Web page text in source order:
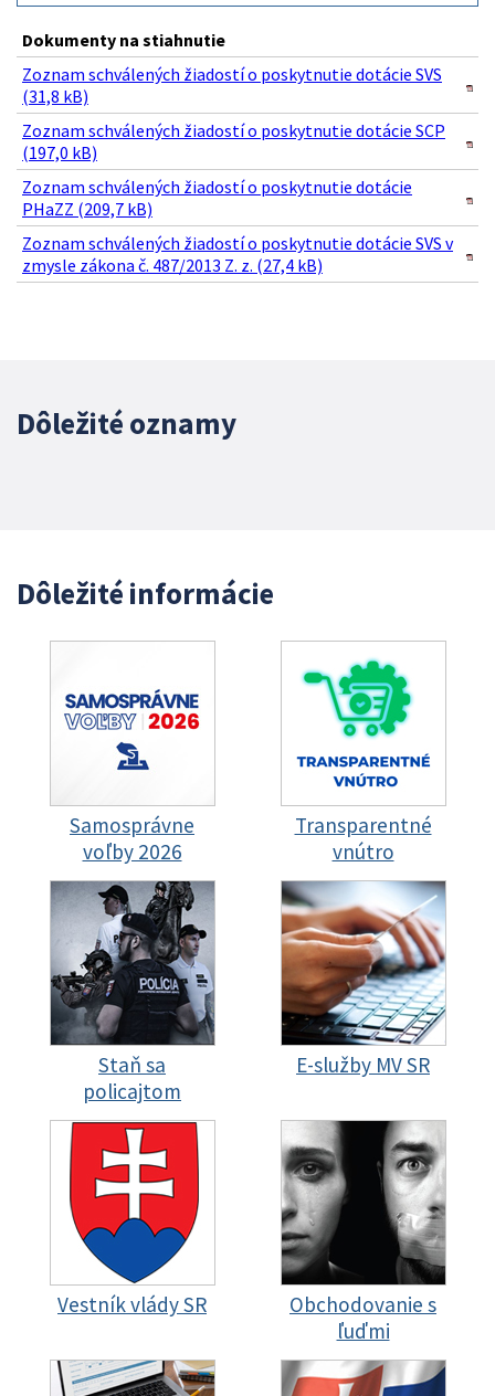
Dokumenty na stiahnutie
Zoznam schválených žiadostí o poskytnutie dotácie SVS
(31,8 kB)
Zoznam schválených žiadostí o poskytnutie dotácie SCP
(197,0 kB)
Zoznam schválených žiadostí o poskytnutie dotácie
PHaZZ (209,7 kB)
Zoznam schválených žiadostí o poskytnutie dotácie SVS v
zmysle zákona č. 487/2013 Z. z. (27,4 kB)
Dôležité oznamy
Dôležité informácie
Samosprávne
voľby 2026
Transparentné
vnútro
Staň sa
policajtom
E-služby MV SR
Vestník vlády SR
Obchodovanie s
ľuďmi